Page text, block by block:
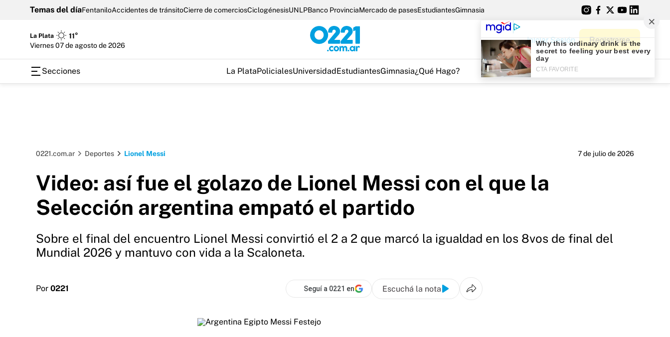
Temas del díaFentaniloAccidentes de tránsitoCierre de comerciosCiclogénesisUNLPBanco ProvinciaMercado de pasesEstudiantesGimnasia
La Plata
11°
viernes 07 de agosto de 2026
Iniciar Sesión Registrarse
Secciones La PlataPolicialesUniversidadEstudiantesGimnasia¿Qué Hago?
0221.com.ar Deportes Lionel Messi 7 de julio de 2026
Video: así fue el golazo de Lionel Messi con el que la
Selección argentina empató el partido
Sobre el final del encuentro Lionel Messi convirtió el 2 a 2 que marcó la igualdad en los 8vos de final del
Mundial 2026 y mantuvo con vida a la Scaloneta.
Por 0221 Seguí a 0221 en Escuchá la nota